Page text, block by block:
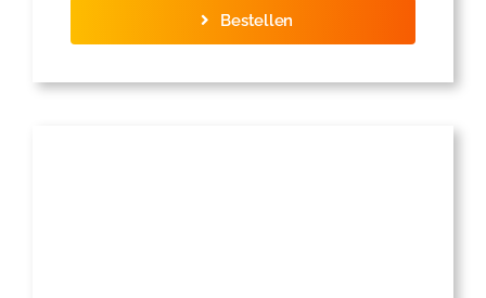
Bestellen